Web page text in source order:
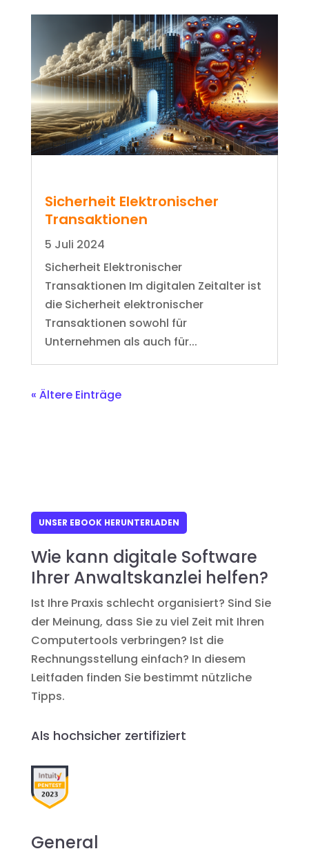
Sicherheit Elektronischer
Transaktionen
5 Juli 2024
Sicherheit Elektronischer
Transaktionen Im digitalen Zeitalter ist
die Sicherheit elektronischer
Transaktionen sowohl für
Unternehmen als auch für...
« Ältere Einträge
UNSER EBOOK HERUNTERLADEN
Wie kann digitale Software
Ihrer Anwaltskanzlei helfen?
Ist Ihre Praxis schlecht organisiert? Sind Sie
der Meinung, dass Sie zu viel Zeit mit Ihren
Computertools verbringen? Ist die
Rechnungsstellung einfach? In diesem
Leitfaden finden Sie bestimmt nützliche
Tipps.
Als hochsicher zertifiziert
General